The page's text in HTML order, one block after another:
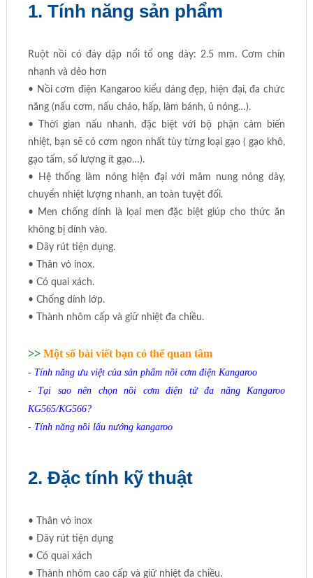
1. Tính năng sản phẩm
Ruột nồi có đáy dập nổi tổ ong dày: 2.5 mm. Cơm chín
nhanh và dẻo hơn
• Nồi cơm điện Kangaroo kiểu dáng đẹp, hiện đại, đa chức
năng (nấu cơm, nấu cháo, hấp, làm bánh, ủ nóng…).
• Thời gian nấu nhanh, đặc biệt với bộ phận cảm biến
nhiệt, bạn sẽ có cơm ngon nhất tùy từng loại gạo ( gạo khô,
gạo tấm, số lượng ít gạo…).
• Hệ thống làm nóng hiện đại với mâm nung nóng dày,
chuyển nhiệt lượng nhanh, an toàn tuyệt đối.
• Men chống dính là lọai men đặc biệt giúp cho thức ăn
không bị dính vào.
• Dây rút tiện dụng.
• Thân vỏ inox.
• Có quai xách.
• Chống dính lớp.
• Thành nhôm cấp và giữ nhiệt đa chiều.
>> Một số bài viết bạn có thể quan tâm
- Tính năng ưu việt của sản phẩm nồi cơm điện Kangaroo
- Tại sao nên chọn nồi cơm điện tử đa năng Kangaroo
KG565/KG566?
- Tính năng nồi lẩu nướng kangaroo
2. Đặc tính kỹ thuật
• Thân vỏ inox
• Dây rút tiện dụng
• Có quai xách
• Thành nhôm cao cấp và giữ nhiệt đa chiều.